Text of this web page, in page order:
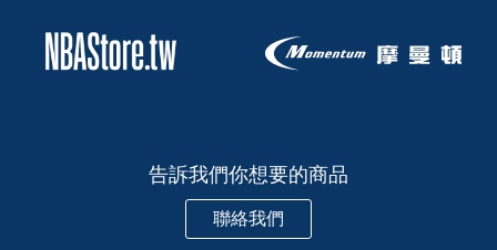
告訴我們你想要的商品
聯絡我們